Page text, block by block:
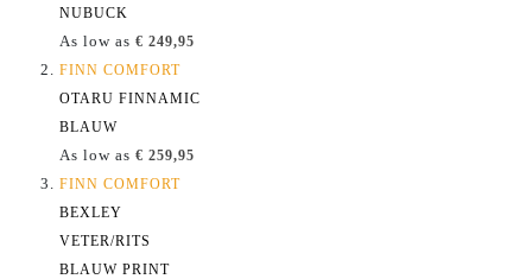
NUBUCK
As low as € 249,95
FINN COMFORT
OTARU FINNAMIC
BLAUW
As low as € 259,95
FINN COMFORT
BEXLEY
VETER/RITS
BLAUW PRINT